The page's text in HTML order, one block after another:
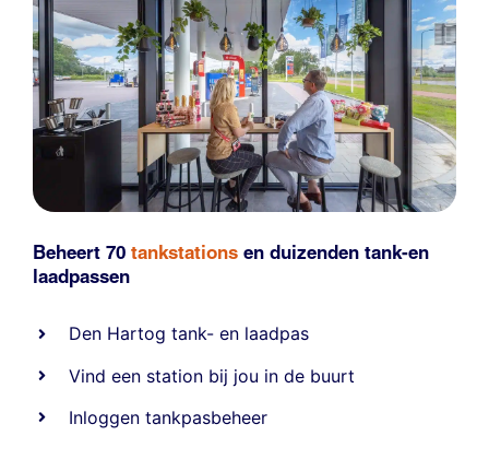
Beheert 70 tankstations en duizenden tank-en
laadpassen
Den Hartog tank- en laadpas
Vind een station bij jou in de buurt
Inloggen tankpasbeheer